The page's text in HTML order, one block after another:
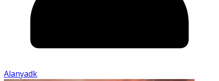
Alanyadk